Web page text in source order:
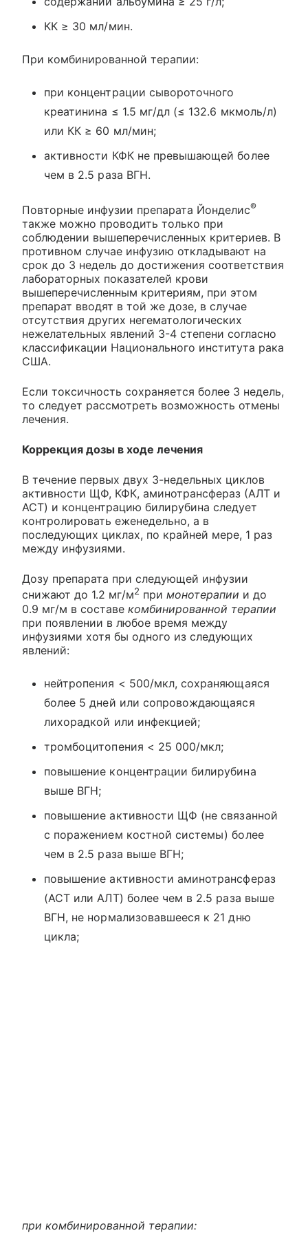
КК ≥ 30 мл/мин.
При комбинированной терапии:
при концентрации сывороточного
креатинина ≤ 1.5 мг/дл (≤ 132.6 мкмоль/л)
или КК ≥ 60 мл/мин;
активности КФК не превышающей более
чем в 2.5 раза ВГН.
Повторные инфузии препарата Йонделис®
также можно проводить только при
соблюдении вышеперечисленных критериев. В
противном случае инфузию откладывают на
срок до 3 недель до достижения соответствия
лабораторных показателей крови
вышеперечисленным критериям, при этом
препарат вводят в той же дозе, в случае
отсутствия других негематологических
нежелательных явлений 3-4 степени согласно
классификации Национального института рака
США.
Если токсичность сохраняется более 3 недель,
то следует рассмотреть возможность отмены
лечения.
Коррекция дозы в ходе лечения
В течение первых двух 3-недельных циклов
активности ЩФ, КФК, аминотрансфераз (АЛТ и
ACT) и концентрацию билирубина следует
контролировать еженедельно, а в
последующих циклах, по крайней мере, 1 раз
между инфузиями.
Дозу препарата при следующей инфузии
снижают до 1.2 мг/м2 при монотерапии и до
0.9 мг/м в составе комбинированной терапии
при появлении в любое время между
инфузиями хотя бы одного из следующих
явлений:
нейтропения < 500/мкл, сохраняющаяся
более 5 дней или сопровождающаяся
лихорадкой или инфекцией;
тромбоцитопения < 25 000/мкл;
повышение концентрации билирубина
выше ВГН;
повышение активности ЩФ (не связанной
с поражением костной системы) более
чем в 2.5 раза выше ВГН;
повышение активности аминотрансфераз
(ACT или АЛТ) более чем в 2.5 раза выше
ВГН, не нормализовавшееся к 21 дню
цикла;
при комбинированной терапии: